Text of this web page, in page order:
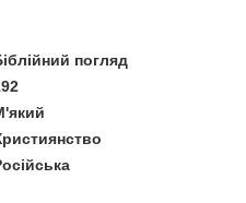
погляд